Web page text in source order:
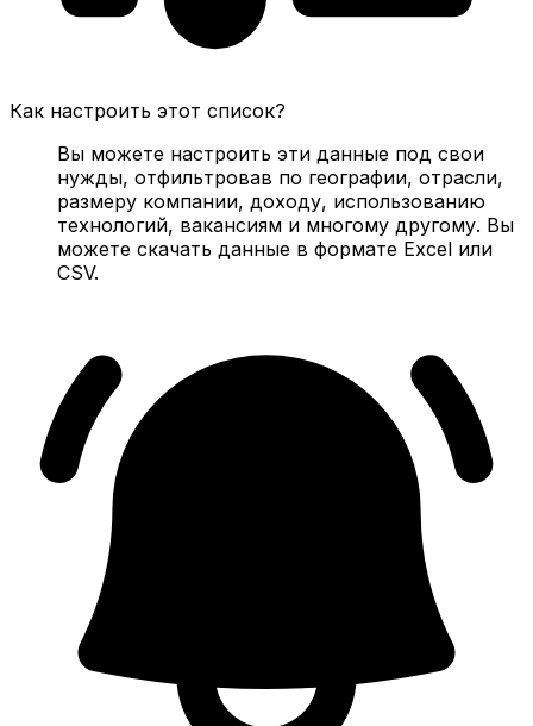
Как настроить этот список?
Вы можете настроить эти данные под свои
нужды, отфильтровав по географии, отрасли,
размеру компании, доходу, использованию
технологий, вакансиям и многому другому. Вы
можете скачать данные в формате Excel или
CSV.